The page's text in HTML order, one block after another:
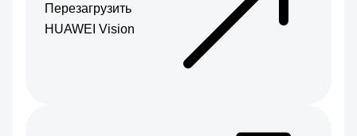
Перезагрузить
HUAWEI Vision